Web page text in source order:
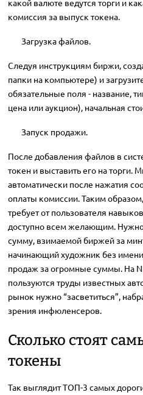
какой валюте ведутся торги и
комиссия за выпуск токена.
Загрузка файлов.
Следуя инструкциям биржи,
папки на компьютере) и
обязательные поля - название,
цена или аукцион), начальная
Запуск продажи.
После добавления файлов в
токен и выставить его на торги.
автоматически после нажатия
оплаты комиссии. Таким образом,
требует от пользователя
доступно всем желающим.
сумму, взимаемой биржей за
начинающий художник без
продаж за огромные суммы. На
пользуются труды известных
рынок нужно “засветиться”,
зрения инфюленсеров.
Сколько стоят
токены
Так выглядит ТОП-3 самых